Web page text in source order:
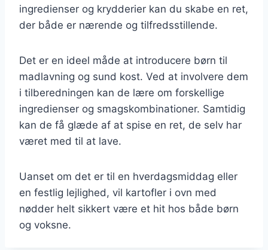
ingredienser og krydderier kan du skabe en ret,
der både er nærende og tilfredsstillende.
Det er en ideel måde at introducere børn til
madlavning og sund kost. Ved at involvere dem
i tilberedningen kan de lære om forskellige
ingredienser og smagskombinationer. Samtidig
kan de få glæde af at spise en ret, de selv har
været med til at lave.
Uanset om det er til en hverdagsmiddag eller
en festlig lejlighed, vil kartofler i ovn med
nødder helt sikkert være et hit hos både børn
og voksne.